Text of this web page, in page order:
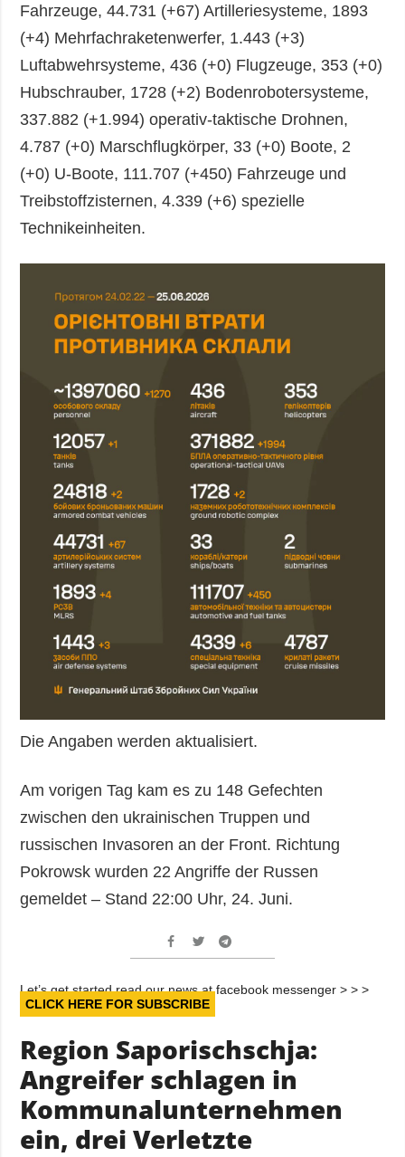
Fahrzeuge, 44.731 (+67) Artilleriesysteme, 1893
(+4) Mehrfachraketenwerfer, 1.443 (+3)
Luftabwehrsysteme, 436 (+0) Flugzeuge, 353 (+0)
Hubschrauber, 1728 (+2) Bodenrobotersysteme,
337.882 (+1.994) operativ-taktische Drohnen,
4.787 (+0) Marschflugkörper, 33 (+0) Boote, 2
(+0) U-Boote, 111.707 (+450) Fahrzeuge und
Treibstoffzisternen, 4.339 (+6) spezielle
Technikeinheiten.
Die Angaben werden aktualisiert.
Am vorigen Tag kam es zu 148 Gefechten
zwischen den ukrainischen Truppen und
russischen Invasoren an der Front. Richtung
Pokrowsk wurden 22 Angriffe der Russen
gemeldet – Stand 22:00 Uhr, 24. Juni.
Let’s get started read our news at facebook messenger > > >
CLICK HERE FOR SUBSCRIBE
Region Saporischschja:
Angreifer schlagen in
Kommunalunternehmen
ein, drei Verletzte